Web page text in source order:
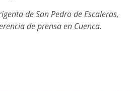
de San Pedro de Escaleras,
de prensa en Cuenca.